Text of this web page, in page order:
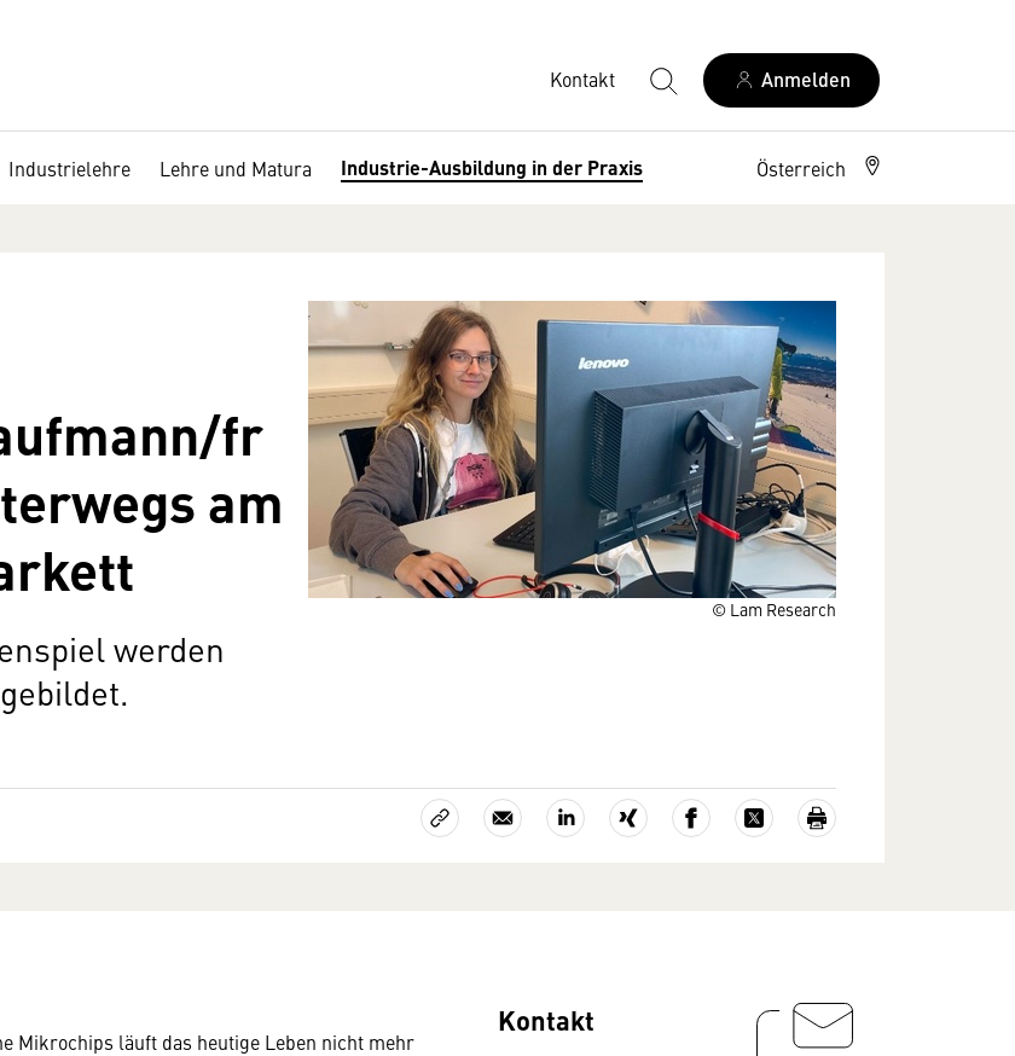
Kontakt Anmelden
Industrielehre Lehre und Matura Industrie-Ausbildung in der Praxis Österreich
© Lam Research
fr
am
werden
Mikrochips läuft das heutige Leben nicht mehr
Kontakt